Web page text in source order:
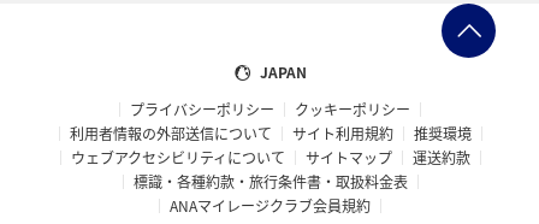
JAPAN
プライバシーポリシー
クッキーポリシー
利用者情報の外部送信について
サイト利用規約
推奨環境
ウェブアクセシビリティについて
サイトマップ
運送約款
標識・各種約款・旅行条件書・取扱料金表
ANAマイレージクラブ会員規約